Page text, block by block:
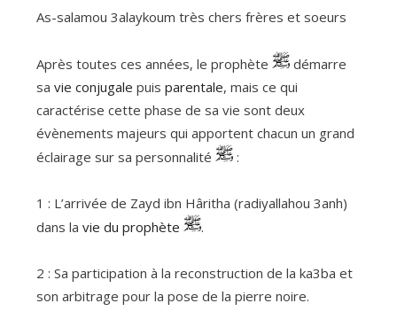
As-salamou 3alaykoum très chers frères et soeurs
Après toutes ces années, le prophète
démarre
sa vie conjugale puis parentale, mais ce qui
caractérise cette phase de sa vie sont deux
évènements majeurs qui apportent chacun un grand
éclairage sur sa personnalité
:
1 : L’arrivée de Zayd ibn Hâritha (radiyallahou 3anh)
dans la vie du prophète .
2 : Sa participation à la reconstruction de la ka3ba et
son arbitrage pour la pose de la pierre noire.